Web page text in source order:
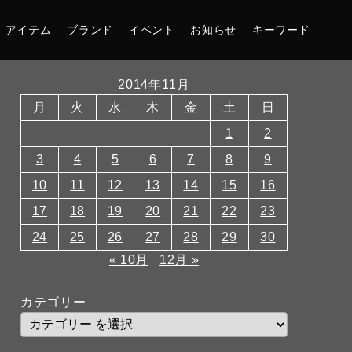
アイテム ブランド イベント お知らせ キーワード
2014年11月
月
火 水 木 金 土
日
1
2
3
4 5 6 7 8
9
10
11 12 13 14 15
16
17
18 19 20 21 22
23
24
25 26 27 28 29
30
« 10月
12月 »
カテゴリー